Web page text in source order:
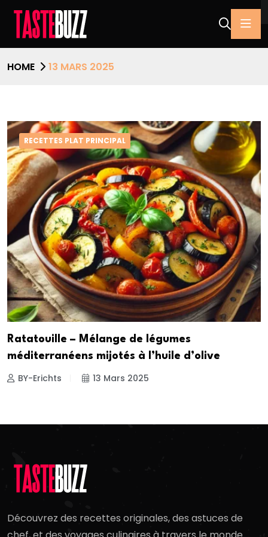
HOME 13 MARS 2025
RECETTES PLAT PRINCIPAL
Ratatouille – Mélange de légumes
méditerranéens mijotés à l’huile d’olive
BY-Erichts 13 Mars 2025
Découvrez des recettes originales, des astuces de